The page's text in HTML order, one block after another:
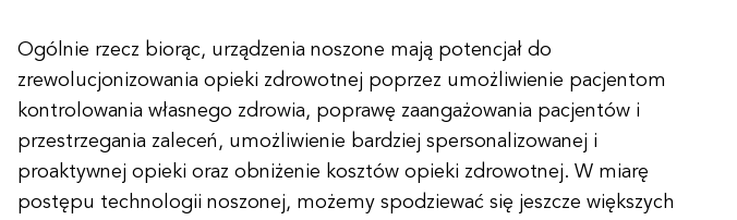
Ogólnie rzecz biorąc, urządzenia noszone mają potencjał do
zrewolucjonizowania opieki zdrowotnej poprzez umożliwienie pacjentom
kontrolowania własnego zdrowia, poprawę zaangażowania pacjentów i
przestrzegania zaleceń, umożliwienie bardziej spersonalizowanej i
proaktywnej opieki oraz obniżenie kosztów opieki zdrowotnej. W miarę
postępu technologii noszonej, możemy spodziewać się jeszcze większych